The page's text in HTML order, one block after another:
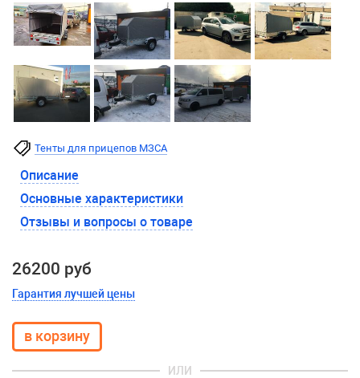
Тенты для прицепов МЗСА
Описание
Основные характеристики
Отзывы и вопросы о товаре
26200 руб
Гарантия лучшей цены
ИЛИ